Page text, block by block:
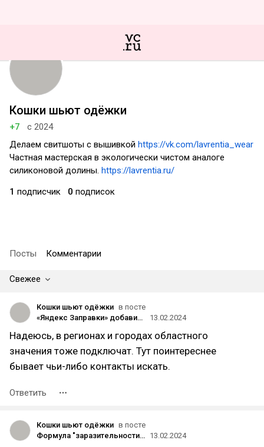
Кошки шьют одёжки
+7
с 2024
Делаем свитшоты с вышивкой https://vk.com/lavrentia_wear
Частная мастерская в экологически чистом аналоге
силиконовой долины. https://lavrentia.ru/
1 подписчик 0 подписок
Посты Комментарии
Свежее
Кошки шьют одёжки в посте
«Яндекс Заправки» добавили в приложение вызов эвакуатора
13.02.2024
Надеюсь, в регионах и городах областного
значения тоже подключат. Тут поинтереснее
бывает чьи-либо контакты искать.
Ответить
Кошки шьют одёжки в посте
Формула "заразительности" или не нужно быть большим, чтобы победить 13.02.2024